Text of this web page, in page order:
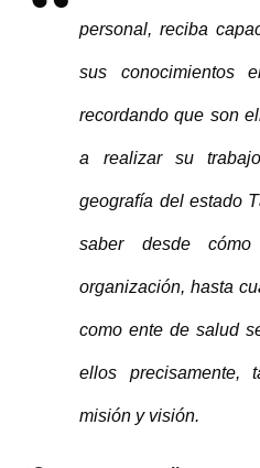
personal, reciba
sus conocimientos
recordando que son
a realizar su
geografía del estado
saber desde
organización, hasta
como ente de salud
ellos precisamente,
misión y visión.